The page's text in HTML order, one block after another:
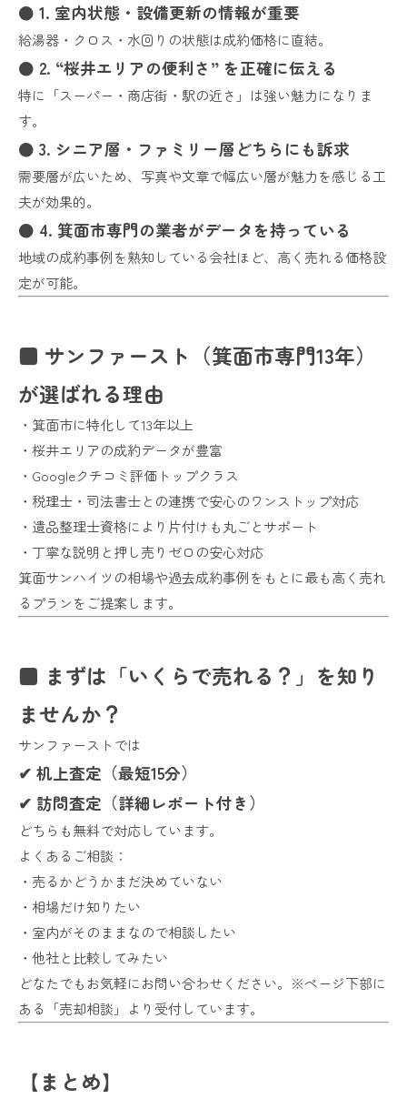
● 1. 室内状態・設備更新の情報が重要
給湯器・クロス・水回りの状態は成約価格に直結。
● 2. “桜井エリアの便利さ” を正確に伝える
特に「スーパー・商店街・駅の近さ」は強い魅力になりま
す。
● 3. シニア層・ファミリー層どちらにも訴求
需要層が広いため、写真や文章で幅広い層が魅力を感じる工
夫が効果的。
● 4. 箕面市専門の業者がデータを持っている
地域の成約事例を熟知している会社ほど、高く売れる価格設
定が可能。
■ サンファースト（箕面市専門13年）
が選ばれる理由
・箕面市に特化して13年以上
・桜井エリアの成約データが豊富
・Googleクチコミ評価トップクラス
・税理士・司法書士との連携で安心のワンストップ対応
・遺品整理士資格により片付けも丸ごとサポート
・丁寧な説明と押し売りゼロの安心対応
箕面サンハイツの相場や過去成約事例をもとに最も高く売れ
るプランをご提案します。
■ まずは「いくらで売れる？」を知り
ませんか？
サンファーストでは
✔ 机上査定（最短15分）
✔ 訪問査定（詳細レポート付き）
どちらも無料で対応しています。
よくあるご相談：
・売るかどうかまだ決めていない
・相場だけ知りたい
・室内がそのままなので相談したい
・他社と比較してみたい
どなたでもお気軽にお問い合わせください。※ページ下部に
ある「売却相談」より受付しています。
【まとめ】